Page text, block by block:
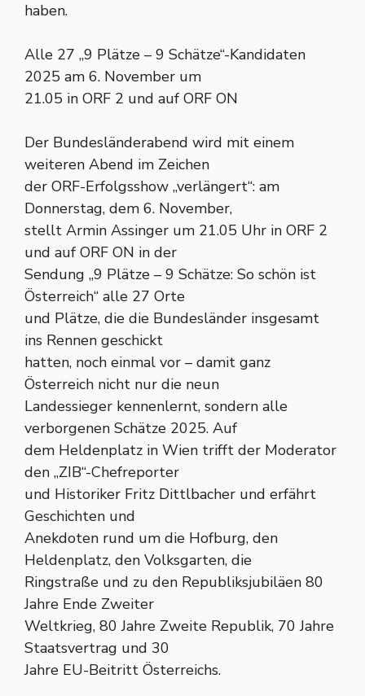
haben.
Alle 27 „9 Plätze – 9 Schätze“-Kandidaten
2025 am 6. November um
21.05 in ORF 2 und auf ORF ON
Der Bundesländerabend wird mit einem
weiteren Abend im Zeichen
der ORF-Erfolgsshow „verlängert“: am
Donnerstag, dem 6. November,
stellt Armin Assinger um 21.05 Uhr in ORF 2
und auf ORF ON in der
Sendung „9 Plätze – 9 Schätze: So schön ist
Österreich“ alle 27 Orte
und Plätze, die die Bundesländer insgesamt
ins Rennen geschickt
hatten, noch einmal vor – damit ganz
Österreich nicht nur die neun
Landessieger kennenlernt, sondern alle
verborgenen Schätze 2025. Auf
dem Heldenplatz in Wien trifft der Moderator
den „ZIB“-Chefreporter
und Historiker Fritz Dittlbacher und erfährt
Geschichten und
Anekdoten rund um die Hofburg, den
Heldenplatz, den Volksgarten, die
Ringstraße und zu den Republiksjubiläen 80
Jahre Ende Zweiter
Weltkrieg, 80 Jahre Zweite Republik, 70 Jahre
Staatsvertrag und 30
Jahre EU-Beitritt Österreichs.